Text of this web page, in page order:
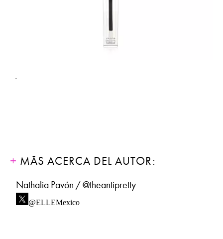
-
MÁS ACERCA DEL AUTOR:
Nathalia Pavón / @theantipretty
@ELLEMexico